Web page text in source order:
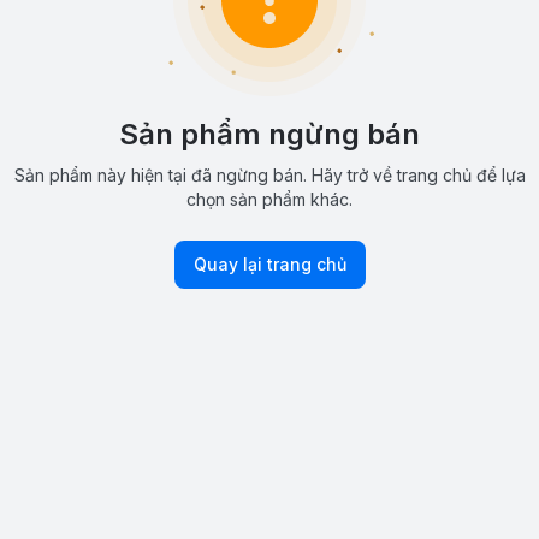
Sản phẩm ngừng bán
Sản phẩm này hiện tại đã ngừng bán. Hãy trở về trang chủ để lựa
chọn sản phẩm khác.
Quay lại trang chủ